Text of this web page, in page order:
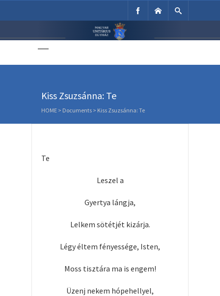
Unitárius Egyház
Kiss Zsuzsánna: Te
HOME > Documents > Kiss Zsuzsánna: Te
Te
Leszel a
Gyertya lángja,
Lelkem sötétjét kizárja.
Légy éltem fényessége, Isten,
Moss tisztára ma is engem!
Üzenj nekem hópehellyel,